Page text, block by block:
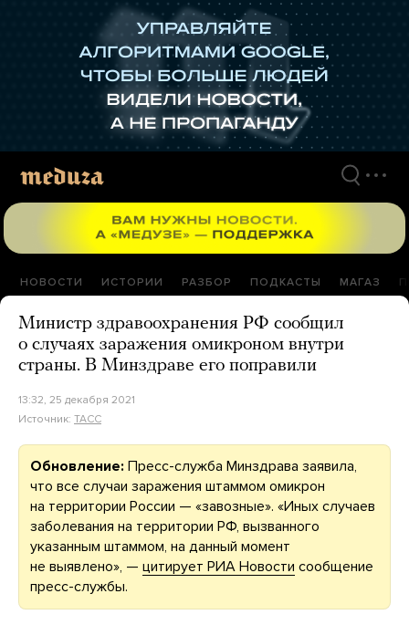
НОВОСТИ ИСТОРИИ РАЗБОР ПОДКАСТЫ МАГАЗ
Министр здравоохранения РФ сообщил
о случаях заражения омикроном внутри
страны. В Минздраве его поправили
13:32, 25 декабря 2021
Источник: ТАСС
Обновление: Пресс-служба Минздрава заявила,
что все случаи заражения штаммом омикрон
на территории России — «завозные». «Иных случаев
заболевания на территории РФ, вызванного
указанным штаммом, на данный момент
не выявлено», — цитирует РИА Новости сообщение
пресс-службы.